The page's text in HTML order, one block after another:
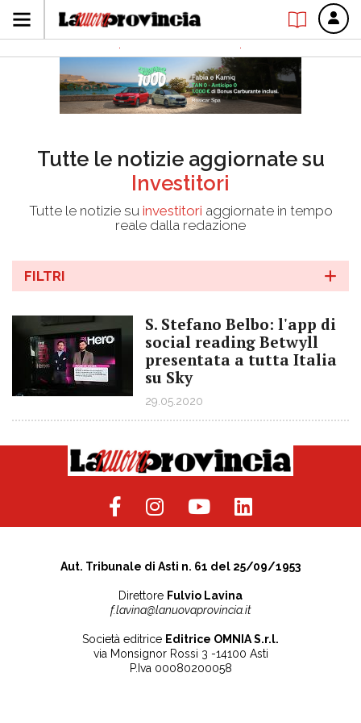
Tutte le notizie aggiornate su
Investitori
Tutte le notizie su investitori aggiornate in tempo
reale dalla redazione
FILTRI
S. Stefano Belbo: l'app di
social reading Betwyll
presentata a tutta Italia
su Sky
29.05.2020
Aut. Tribunale di Asti n. 61 del 25/09/1953
Direttore Fulvio Lavina
f.lavina@lanuovaprovincia.it
Società editrice Editrice OMNIA S.r.l.
via Monsignor Rossi 3 -14100 Asti
P.Iva 00080200058